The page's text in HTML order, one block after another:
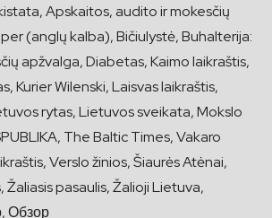
Apskaitos, audito ir mokesčių
(anglų kalba), Bičiulystė, Buhalterija:
apžvalga, Diabetas, Kaimo laikraštis,
Kurier Wilenski, Laisvas laikraštis,
rytas, Lietuvos sveikata, Mokslo
The Baltic Times, Vakaro
Verslo žinios, Šiaurės Atėnai,
pasaulis, Žalioji Lietuva,
Обзор